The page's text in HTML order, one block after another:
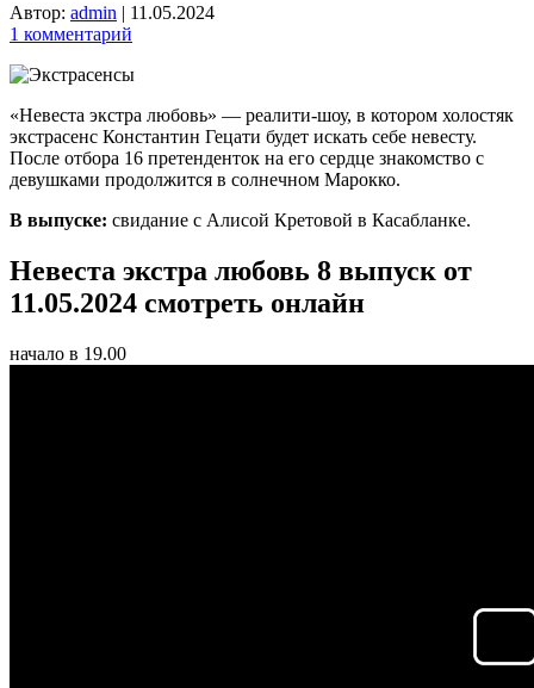
Автор: admin | 11.05.2024
1 комментарий
«Невеста экстра любовь» — реалити-шоу, в котором холостяк
экстрасенс Константин Гецати будет искать себе невесту.
После отбора 16 претенденток на его сердце знакомство с
девушками продолжится в солнечном Марокко.
В выпуске: свидание с Алисой Кретовой в Касабланке.
Невеста экстра любовь 8 выпуск от
11.05.2024 смотреть онлайн
начало в 19.00